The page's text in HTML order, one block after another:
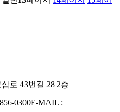
로 43번길 28 2층
0300E-MAIL :